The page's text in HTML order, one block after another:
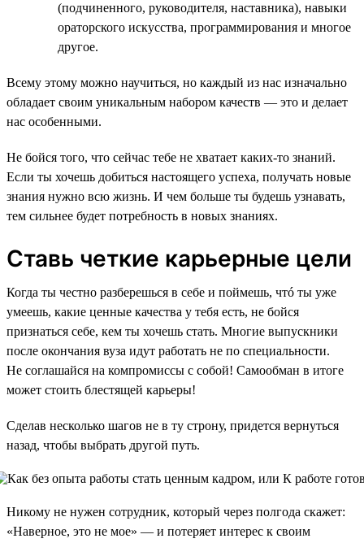
(подчиненного, руководителя, наставника), навыки
ораторского искусства, программирования и многое
другое.
Всему этому можно научиться, но каждый из нас изначально
обладает своим уникальным набором качеств — это и делает
нас особенными.
Не бойся того, что сейчас тебе не хватает каких-то знаний.
Если ты хочешь добиться настоящего успеха, получать новые
знания нужно всю жизнь. И чем больше ты будешь узнавать,
тем сильнее будет потребность в новых знаниях.
Ставь четкие карьерные цели
Когда ты честно разберешься в себе и поймешь, чтó ты уже
умеешь, какие ценные качества у тебя есть, не бойся
признаться себе, кем ты хочешь стать. Многие выпускники
после окончания вуза идут работать не по специальности.
Не соглашайся на компромиссы с собой! Самообман в итоге
может стоить блестящей карьеры!
Сделав несколько шагов не в ту строну, придется вернуться
назад, чтобы выбрать другой путь.
Никому не нужен сотрудник, который через полгода скажет:
«Наверное, это не мое» — и потеряет интерес к своим